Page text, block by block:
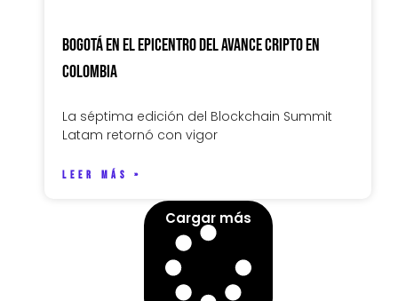
Bogotá en el epicentro del avance cripto en
Colombia
La séptima edición del Blockchain Summit
Latam retornó con vigor
LEER MÁS »
Cargar más